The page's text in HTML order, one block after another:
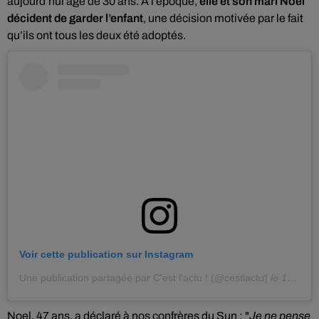
décident de garder l’enfant, une décision motivée par le fait
qu’ils ont tous les deux été adoptés.
Voir cette publication sur Instagram
Une publication partagée par C'est l'actu ! (@cestlactu) le 10 Nov. 2018 à 9 :10 PST
Noel, 47 ans, a déclaré à nos confrères du Sun : "Je ne pense